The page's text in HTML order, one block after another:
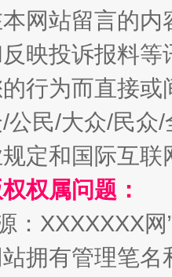
幕 规模
网站留言的内
映投诉报料
行为而直接
公民/大众/民
定和国际互
权属问题：
：XXXXXXX
拥有管理笔